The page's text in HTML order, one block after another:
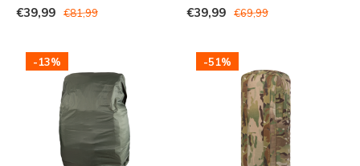
€39,99 €81,99 €39,99 €69,99
-13% -51%